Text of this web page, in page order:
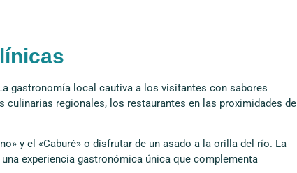
gastronomía local cautiva a los visitantes con sabores
regionales, los restaurantes en las proximidades de
y el «Caburé» o disfrutar de un asado a la orilla del río. La
experiencia gastronómica única que complementa